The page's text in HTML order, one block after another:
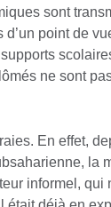
sont
point de
ne sont
En effet,
la
informel, qui